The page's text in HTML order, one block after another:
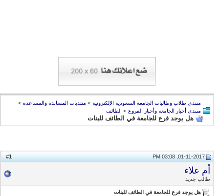
منتدى طلاب وطالبات الجامعة السعودية الإلكترونية > منتديات المساندة والمساعدة >
منتدى أخبار الجامعة وأخبار الفروع > الطائف
هل يوجد فرع للجامعة في الطائف للبنات
01-11-2017, 03:08 PM
أم علاء
طالب جديد
هل يوجد فرع للجامعة في الطائف للبنات